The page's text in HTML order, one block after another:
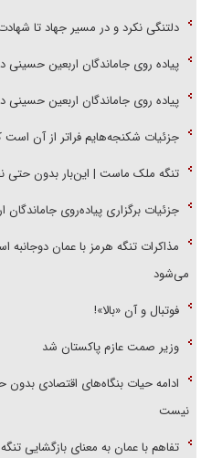
دلتنگی نکرد و در مسیر جهاد تا
پیاده روی جاماندگان اربعین حسینی
پیاده روی جاماندگان اربعین حسینی
جزئیات شکنجه‌هایم فراتر از آن است
تنگه ملک ماست | این‌بار بدون حتی
جزئیات برگزاری پیاده‌روی جاماندگان
مذاکرات تنگه هرمز با عمان
می‌شود
فوتبال و آن «بالا»!
وزیر صمت عازم پاکستان شد
ادامه حیات بنگاه‌های اقتصادی
نیست
تفاهم با عمان به معنای بازگشایی